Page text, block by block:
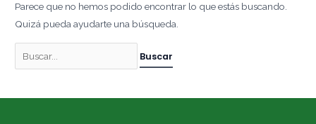
Parece que no hemos podido encontrar lo que estás buscando.
Quizá pueda ayudarte una búsqueda.